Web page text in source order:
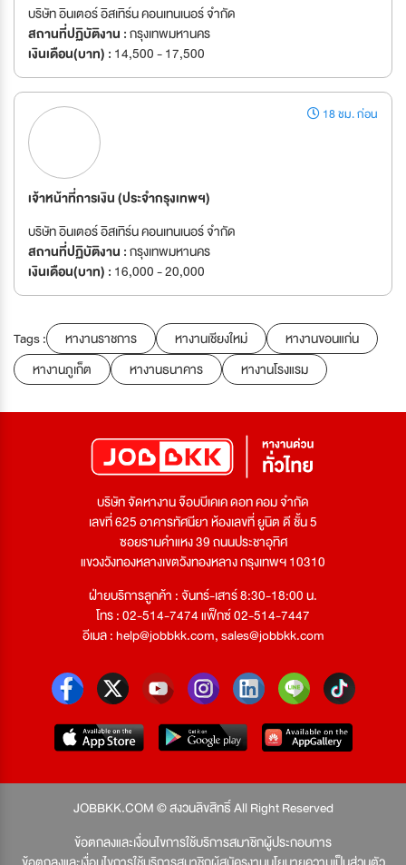
บริษัท อินเตอร์ อิสเทิร์น คอนเทนเนอร์ จำกัด
สถานที่ปฏิบัติงาน :กรุงเทพมหานคร
เงินเดือน(บาท) : 14,500 - 17,500
18 ชม. ก่อน
เจ้าหน้าที่การเงิน (ประจำกรุงเทพฯ)
บริษัท อินเตอร์ อิสเทิร์น คอนเทนเนอร์ จำกัด
สถานที่ปฏิบัติงาน :กรุงเทพมหานคร
เงินเดือน(บาท) : 16,000 - 20,000
Tags : หางานราชการ หางานเชียงใหม่
หางานขอนแก่น
หางานภูเก็ต
หางานธนาคาร หางานโรงแรม
บริษัท จัดหางาน จ๊อบบีเคเค ดอท คอม จำกัด
เลขที่ 625 อาคารทัศนียา ห้องเลขที่ ยูนิต ดี ชั้น 5
ซอยรามคำแหง 39 ถนนประชาอุทิศ
แขวงวังทองหลางเขตวังทองหลาง กรุงเทพฯ 10310
ฝ่ายบริการลูกค้า : จันทร์-เสาร์ 8:30-18:00 น.
โทร : 02-514-7474 แฟ็กซ์ 02-514-7447
อีเมล :help@jobbkk.com,sales@jobbkk.com
JOBBKK.COM © สงวนลิขสิทธิ์ All Right Reserved
ข้อตกลงและเงื่อนไขการใช้บริการสมาชิกผู้ประกอบการ